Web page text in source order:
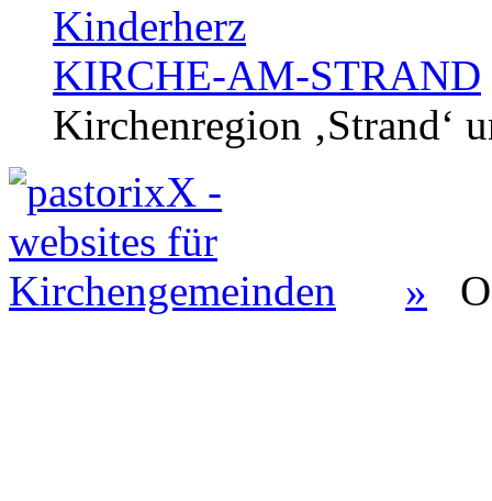
Kinderherz
KIRCHE-AM-STRAND
Kirchenregion ‚Strand‘
»